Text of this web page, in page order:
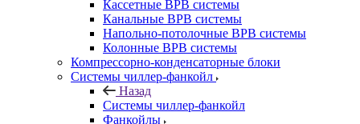
Кассетные ВРВ системы
Канальные ВРВ системы
Напольно-потолочные ВРВ системы
Колонные ВРВ системы
Компрессорно-конденсаторные блоки
Системы чиллер-фанкойл
Назад
Системы чиллер-фанкойл
Фанкойлы